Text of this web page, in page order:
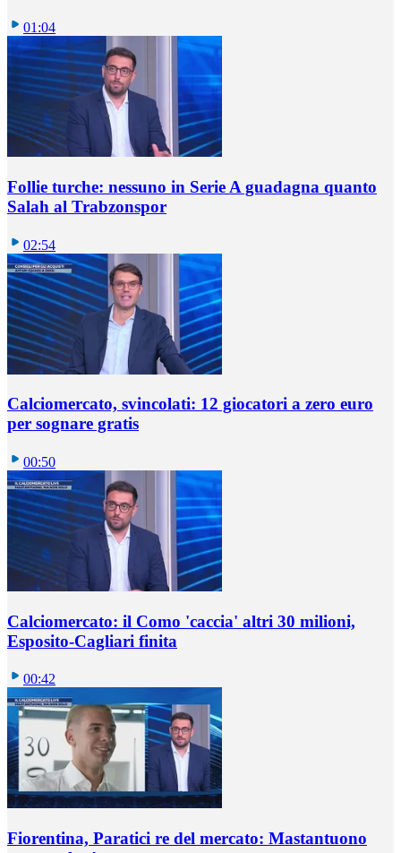
01:04
Follie turche: nessuno in Serie A guadagna quanto
Salah al Trabzonspor
02:54
Calciomercato, svincolati: 12 giocatori a zero euro
per sognare gratis
00:50
Calciomercato: il Como 'caccia' altri 30 milioni,
Esposito-Cagliari finita
00:42
Fiorentina, Paratici re del mercato: Mastantuono